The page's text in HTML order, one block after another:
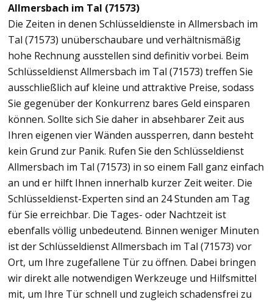
Allmersbach im Tal (71573)
Die Zeiten in denen Schlüsseldienste in Allmersbach im
Tal (71573) unüberschaubare und verhältnismäßig
hohe Rechnung ausstellen sind definitiv vorbei. Beim
Schlüsseldienst Allmersbach im Tal (71573) treffen Sie
ausschließlich auf kleine und attraktive Preise, sodass
Sie gegenüber der Konkurrenz bares Geld einsparen
können. Sollte sich Sie daher in absehbarer Zeit aus
Ihren eigenen vier Wänden aussperren, dann besteht
kein Grund zur Panik. Rufen Sie den Schlüsseldienst
Allmersbach im Tal (71573) in so einem Fall ganz einfach
an und er hilft Ihnen innerhalb kurzer Zeit weiter. Die
Schlüsseldienst-Experten sind an 24 Stunden am Tag
für Sie erreichbar. Die Tages- oder Nachtzeit ist
ebenfalls völlig unbedeutend. Binnen weniger Minuten
ist der Schlüsseldienst Allmersbach im Tal (71573) vor
Ort, um Ihre zugefallene Tür zu öffnen. Dabei bringen
wir direkt alle notwendigen Werkzeuge und Hilfsmittel
mit, um Ihre Tür schnell und zugleich schadensfrei zu